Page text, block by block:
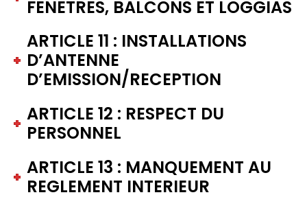
FENETRES, BALCONS ET LOGGIAS
ARTICLE 11 : INSTALLATIONS
D’ANTENNE
D’EMISSION/RECEPTION
ARTICLE 12 : RESPECT DU
PERSONNEL
ARTICLE 13 : MANQUEMENT AU
REGLEMENT INTERIEUR